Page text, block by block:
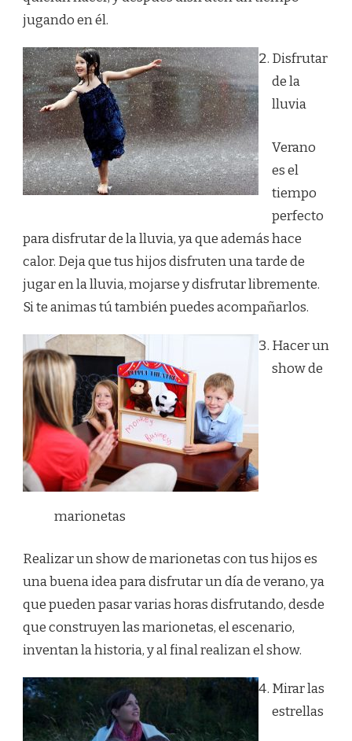
jugando en él.
Disfrutar
de la
lluvia
Verano
es el
tiempo
perfecto
para disfrutar de la lluvia, ya que además hace
calor. Deja que tus hijos disfruten una tarde de
jugar en la lluvia, mojarse y disfrutar libremente.
Si te animas tú también puedes acompañarlos.
Hacer un
show de
marionetas
Realizar un show de marionetas con tus hijos es
una buena idea para disfrutar un día de verano, ya
que pueden pasar varias horas disfrutando, desde
que construyen las marionetas, el escenario,
inventan la historia, y al final realizan el show.
Mirar las
estrellas